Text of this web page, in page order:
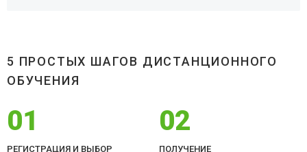
5 ПРОСТЫХ ШАГОВ ДИСТАНЦИОННОГО
ОБУЧЕНИЯ
01
РЕГИСТРАЦИЯ И ВЫБОР
02
ПОЛУЧЕНИЕ